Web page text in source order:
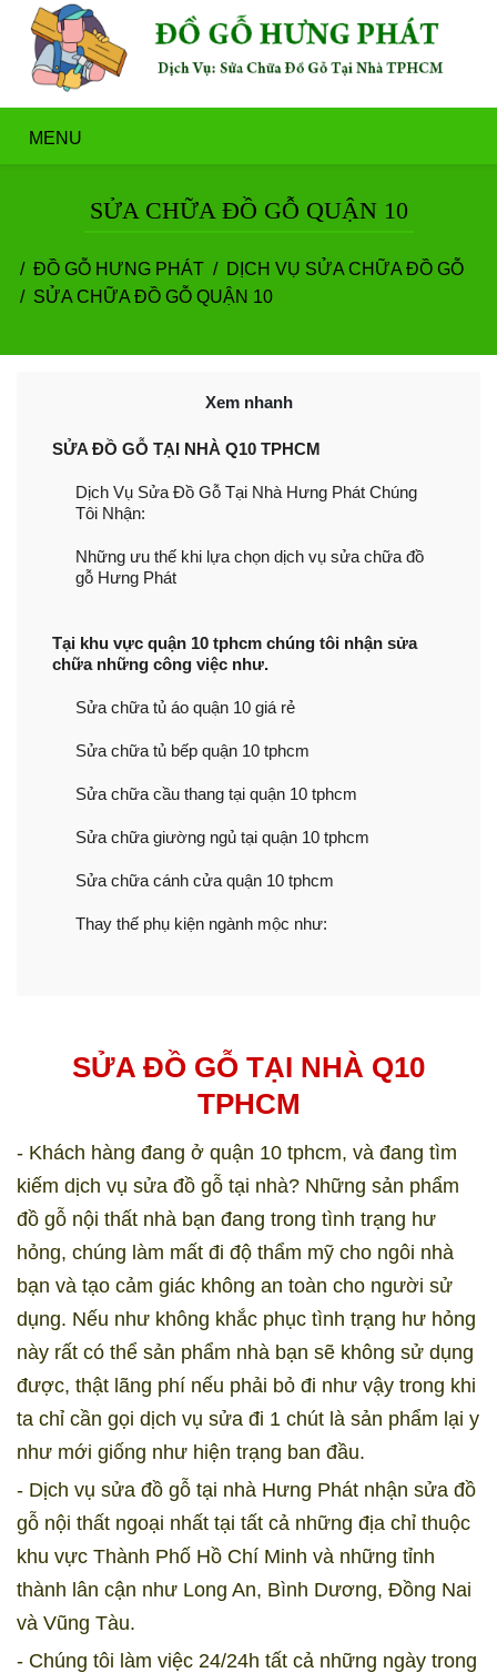
MENU
SỬA CHỮA ĐỒ GỖ QUẬN 10
ĐỒ GỖ HƯNG PHÁT
DỊCH VỤ SỬA CHỮA ĐỒ GỖ
SỬA CHỮA ĐỒ GỖ QUẬN 10
Xem nhanh
SỬA ĐỒ GỖ TẠI NHÀ Q10 TPHCM
Dịch Vụ Sửa Đồ Gỗ Tại Nhà Hưng Phát Chúng
Tôi Nhận:
Những ưu thế khi lựa chọn dịch vụ sửa chữa đồ
gỗ Hưng Phát
Tại khu vực quận 10 tphcm chúng tôi nhận sửa
chữa những công việc như.
Sửa chữa tủ áo quận 10 giá rẻ
Sửa chữa tủ bếp quận 10 tphcm
Sửa chữa cầu thang tại quận 10 tphcm
Sửa chữa giường ngủ tại quận 10 tphcm
Sửa chữa cánh cửa quận 10 tphcm
Thay thế phụ kiện ngành mộc như:
SỬA ĐỒ GỖ TẠI NHÀ Q10
TPHCM
- Khách hàng đang ở quận 10 tphcm, và đang tìm
kiếm dịch vụ sửa đồ gỗ tại nhà? Những sản phẩm
đồ gỗ nội thất nhà bạn đang trong tình trạng hư
hỏng, chúng làm mất đi độ thẩm mỹ cho ngôi nhà
bạn và tạo cảm giác không an toàn cho người sử
dụng. Nếu như không khắc phục tình trạng hư hỏng
này rất có thể sản phẩm nhà bạn sẽ không sử dụng
được, thật lãng phí nếu phải bỏ đi như vậy trong khi
ta chỉ cần gọi dịch vụ sửa đi 1 chút là sản phẩm lại y
như mới giống như hiện trạng ban đầu.
- Dịch vụ sửa đồ gỗ tại nhà Hưng Phát nhận sửa đồ
gỗ nội thất ngoại nhất tại tất cả những địa chỉ thuộc
khu vực Thành Phố Hồ Chí Minh và những tỉnh
thành lân cận như Long An, Bình Dương, Đồng Nai
và Vũng Tàu.
- Chúng tôi làm việc 24/24h tất cả những ngày trong